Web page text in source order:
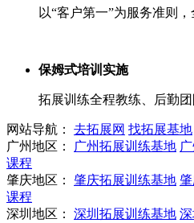
以“客户第一”为服务准则
保姆式培训实施
拓展训练全程教练、后勤
网站导航： 去拓展网 找拓展基地
广州地区：
广州拓展训练基地
课程
肇庆地区：
肇庆拓展训练基地
课程
深圳地区：
深圳拓展训练基地